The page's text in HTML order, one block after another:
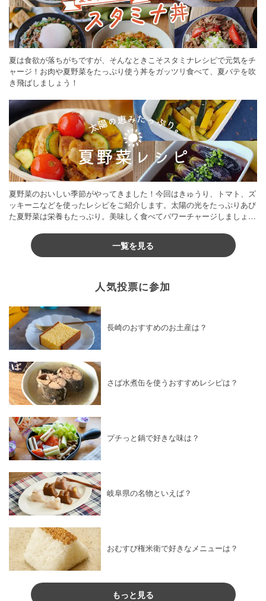
夏は食欲が落ちがちですが、そんなときこそスタミナレシピで元気をチ
ャージ！お肉や夏野菜をたっぷり使う丼をガッツリ食べて、夏バテを吹
き飛ばしましょう！
夏野菜のおいしい季節がやってきました！今回はきゅうり、トマト、ズ
ッキーニなどを使ったレシピをご紹介します。太陽の光をたっぷりあび
た夏野菜は栄養もたっぷり。美味しく食べてパワーチャージしましょう
一覧を見る
人気投票に参加
長崎のおすすめのお土産は？
さば水煮缶を使うおすすめレシピは？
プチっと鍋で好きな味は？
岐阜県の名物といえば？
おむすび権米衛で好きなメニューは？
もっと見る